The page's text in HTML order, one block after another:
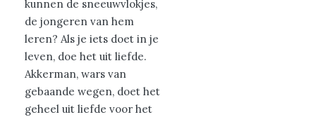
kunnen de sneeuwvlokjes,
de jongeren van hem
leren? Als je iets doet in je
leven, doe het uit liefde.
Akkerman, wars van
gebaande wegen, doet het
geheel uit liefde voor het